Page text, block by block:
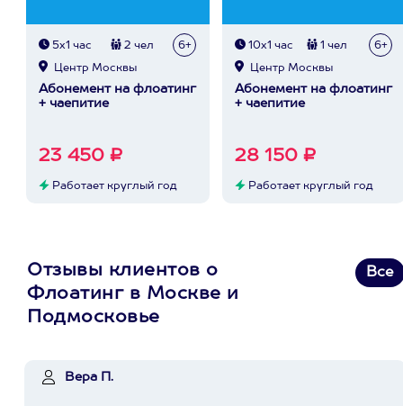
5х1 час 2 чел 6+
Центр Москвы
Абонемент на флоатинг
+ чаепитие
23 450 ₽
Работает круглый год
10х1 час 1 чел 6+
Центр Москвы
Абонемент на флоатинг
+ чаепитие
28 150 ₽
Работает круглый год
Отзывы клиентов о
Флоатинг в Москве и
Подмосковье
Все
Вера П.